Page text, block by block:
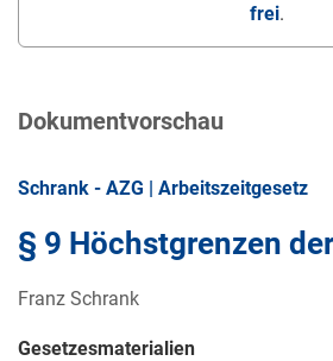
frei.
Dokumentvorschau
Schrank - AZG | Arbeitszeitgesetz
§ 9 Höchstgrenzen
Franz Schrank
Gesetzesmaterialien